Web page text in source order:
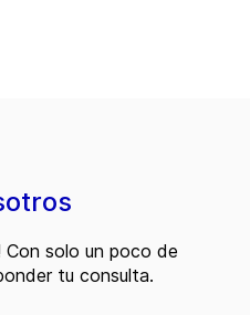
Con solo un poco de
tu consulta.